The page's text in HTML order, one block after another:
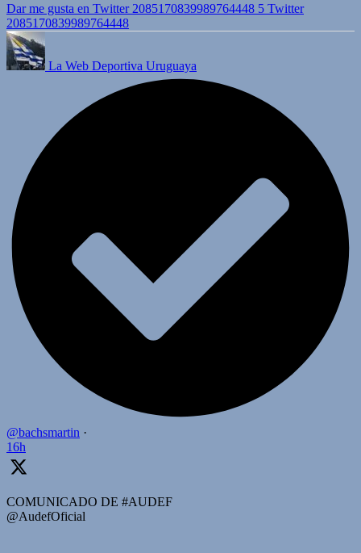
Dar me gusta en Twitter 2085170839989764448 5 Twitter
2085170839989764448
La Web Deportiva Uruguaya
@bachsmartin ·
16h
COMUNICADO DE #AUDEF
@AudefOficial